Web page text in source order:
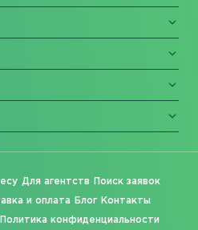
Для агентств Поиск заявок
и оплата Блог Контакты
Политика конфиденциальности